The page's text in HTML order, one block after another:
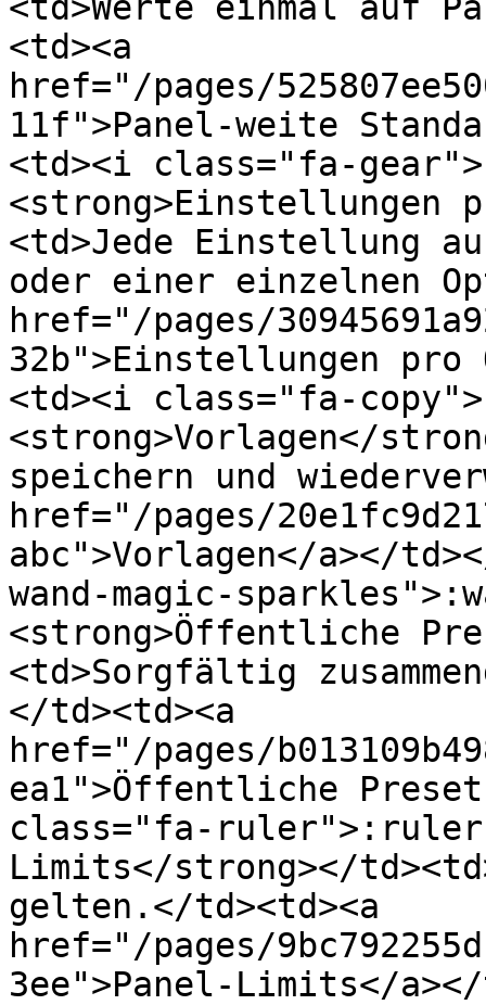
<td><a
href="/pages/
11f">Panel-weite
<td><i class="fa-
<strong>Einstellungen
<td>Jede Einstellung
oder einer einzelnen
href="/pages/
32b">Einstellungen
<td><i class="fa-
<strong>Vorlagen</
speichern und
href="/pages/
abc">Vorlagen</a></
wand-magic-
<strong>Öffentliche
<td>Sorgfältig
</td><td><a
href="/pages/
ea1">Öffentliche
class="fa-
Limits</strong></
gelten.</td><td><a
href="/pages/
3ee">Panel-Limits</